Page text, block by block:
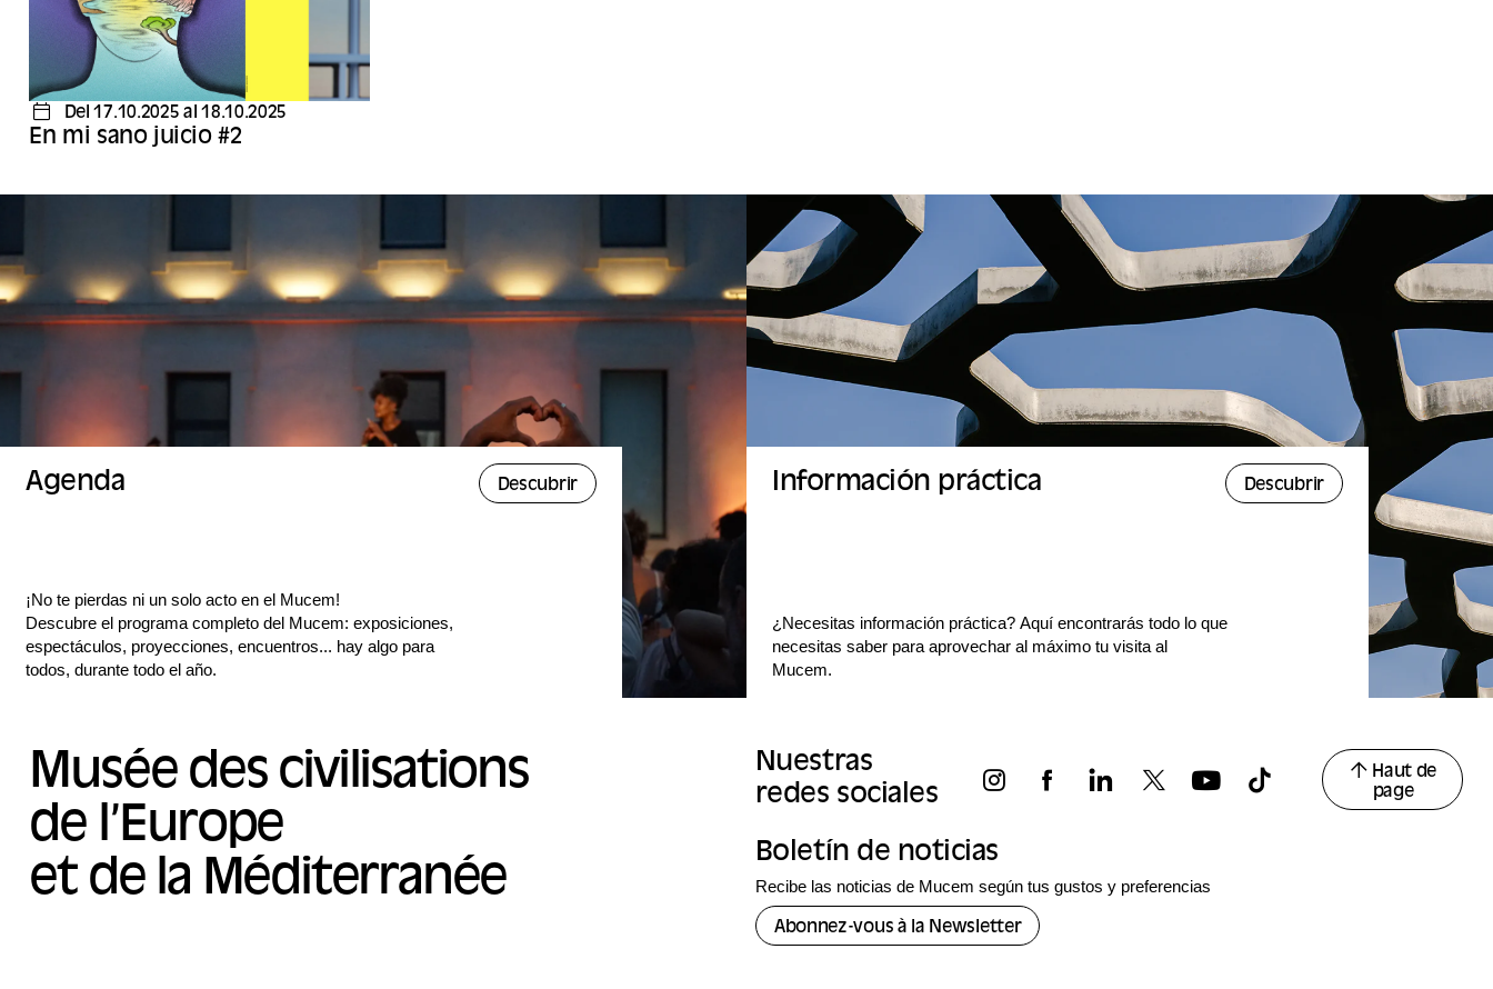
Del 17.10.2025 al 18.10.2025
En mi sano juicio #2
Agenda Descubrir
¡No te pierdas ni un solo acto en el Mucem!
Descubre el programa completo del Mucem: exposiciones,
espectáculos, proyecciones, encuentros... hay algo para
todos, durante todo el año.
Información práctica Descubrir
¿Necesitas información práctica? Aquí encontrarás todo lo que
necesitas saber para aprovechar al máximo tu visita al
Mucem.
Musée des civilisations
de l’Europe
et de la Méditerranée
Nuestras
redes sociales
Haut de
page
Boletín de noticias
Recibe las noticias de Mucem según tus gustos y preferencias
Abonnez-vous à la Newsletter